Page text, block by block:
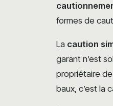
formes de
La caution
garant n’est
propriétaire
baux, c’est la